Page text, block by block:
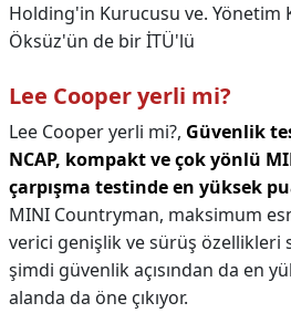
Holding'in Kurucusu ve. Yönetim
Öksüz'ün de bir İTÜ'lü
Lee Cooper yerli mi?
Lee Cooper yerli mi?, Güvenlik
NCAP, kompakt ve çok yönlü
çarpışma testinde en yüksek
MINI Countryman, maksimum
verici genişlik ve sürüş özellikleri
şimdi güvenlik açısından da en
alanda da öne çıkıyor.